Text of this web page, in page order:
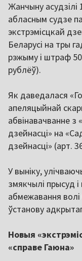
Жанчыну асудзілі
абласным судзе
экстрэмісцкай
Беларусі на тры
рэжыму і штраф
рублёў).
Як даведалася
апеляцыйнай
абвінавачванне з
дзейнасці» на
дзейнасці» (арт.
У выніку,
змякчылі прысуд
абмежавання
ўстанову
Новыя
«справе Гаюна»